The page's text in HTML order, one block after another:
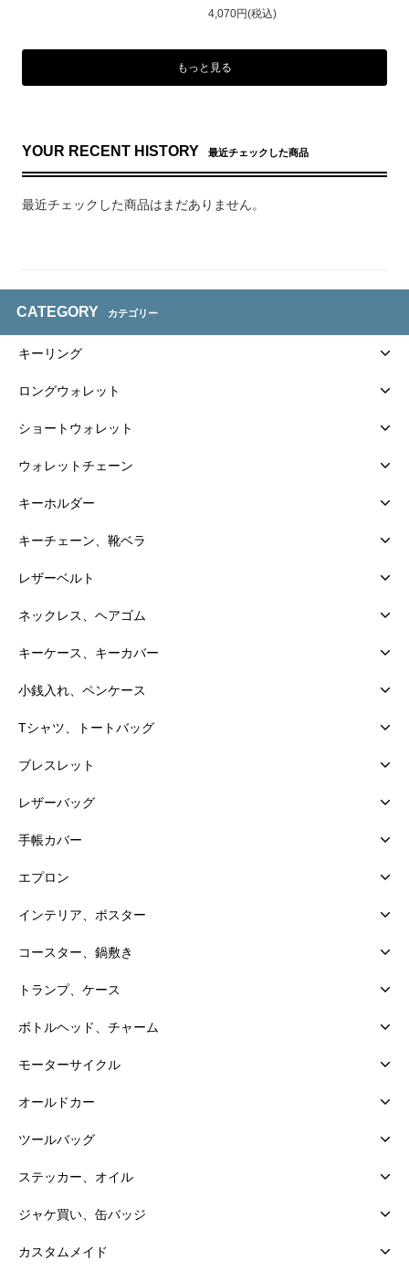
4,070円(税込)
もっと見る
YOUR RECENT HISTORY 最近チェックした商品
最近チェックした商品はまだありません。
CATEGORY カテゴリー
キーリング
ロングウォレット
ショートウォレット
ウォレットチェーン
キーホルダー
キーチェーン、靴ベラ
レザーベルト
ネックレス、ヘアゴム
キーケース、キーカバー
小銭入れ、ペンケース
Tシャツ、トートバッグ
ブレスレット
レザーバッグ
手帳カバー
エプロン
インテリア、ポスター
コースター、鍋敷き
トランプ、ケース
ボトルヘッド、チャーム
モーターサイクル
オールドカー
ツールバッグ
ステッカー、オイル
ジャケ買い、缶バッジ
カスタムメイド